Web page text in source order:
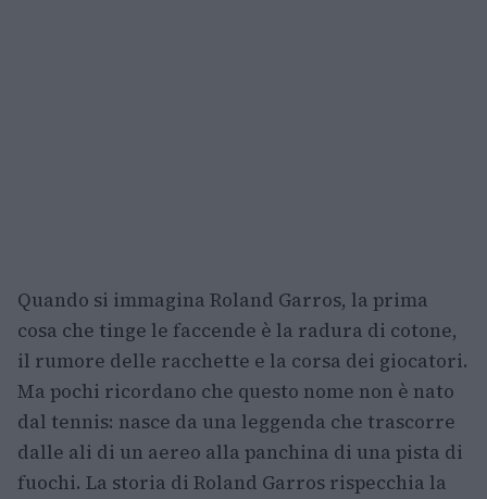
Quando si immagina Roland Garros, la prima
cosa che tinge le faccende è la radura di cotone,
il rumore delle racchette e la corsa dei giocatori.
Ma pochi ricordano che questo nome non è nato
dal tennis: nasce da una leggenda che trascorre
dalle ali di un aereo alla panchina di una pista di
fuochi. La storia di Roland Garros rispecchia la